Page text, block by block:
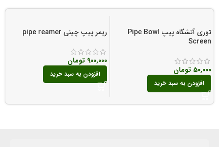
توری آتشگاه پیپ Pipe Bowl
Screen
50,000 تومان
افزودن به سبد خرید
ریمر پیپ چینی pipe reamer
900,000 تومان
افزودن به سبد خرید